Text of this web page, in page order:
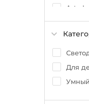
Arte
33
Aployt
L'Arte
Freya
Lussole
Для